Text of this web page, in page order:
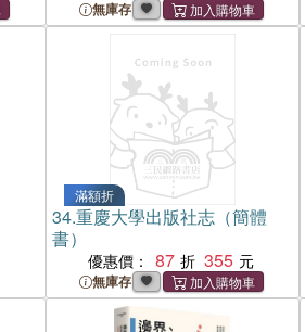
無庫存
滿額折
34.重慶大學出版社志（簡體
書）
優惠價： 87 355
無庫存